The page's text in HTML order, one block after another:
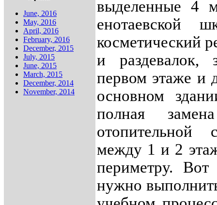
June, 2016
May, 2016
April, 2016
February, 2016
December, 2015
July, 2015
June, 2015
March, 2015
December, 2014
November, 2014
выделенные 4
енотаевской
косметический
и раздевалок,
первом этаже и
основном
полная
отопительной
между 1 и 2
периметру. Вот
нужно